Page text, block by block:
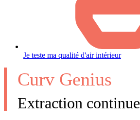
Je teste ma qualité d'air intérieur
Curv Genius
Extraction continue